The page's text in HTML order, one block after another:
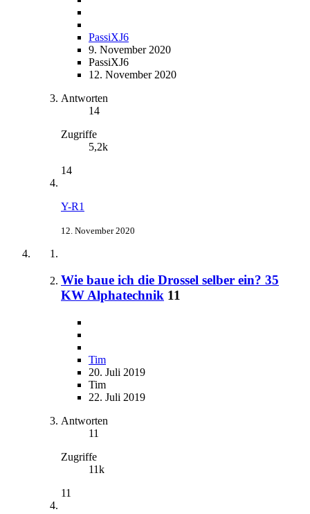
PassiXJ6
9. November 2020
PassiXJ6
12. November 2020
Antworten
14
Zugriffe
5,2k
14
Y-R1
12. November 2020
Wie baue ich die Drossel selber ein? 35
KW Alphatechnik 11
Tim
20. Juli 2019
Tim
22. Juli 2019
Antworten
11
Zugriffe
11k
11